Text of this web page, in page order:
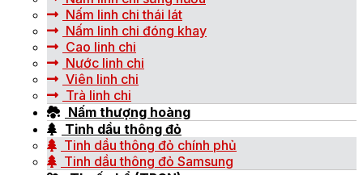
Nấm linh chi thái lát
Nấm linh chi đóng khay
Cao linh chi
Nước linh chi
Viên linh chi
Trà linh chi
Nấm thượng hoàng
Tinh dầu thông đỏ
Tinh dầu thông đỏ chính phủ
Tinh dầu thông đỏ Samsung